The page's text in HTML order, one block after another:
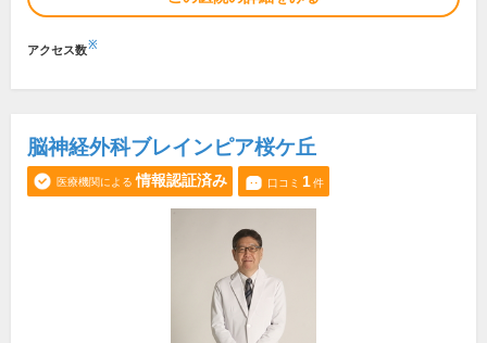
アクセス数※
脳神経外科ブレインピア桜ケ丘
医療機関による 情報認証済み 口コミ 1件